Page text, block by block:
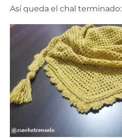
Así queda el chal terminado: